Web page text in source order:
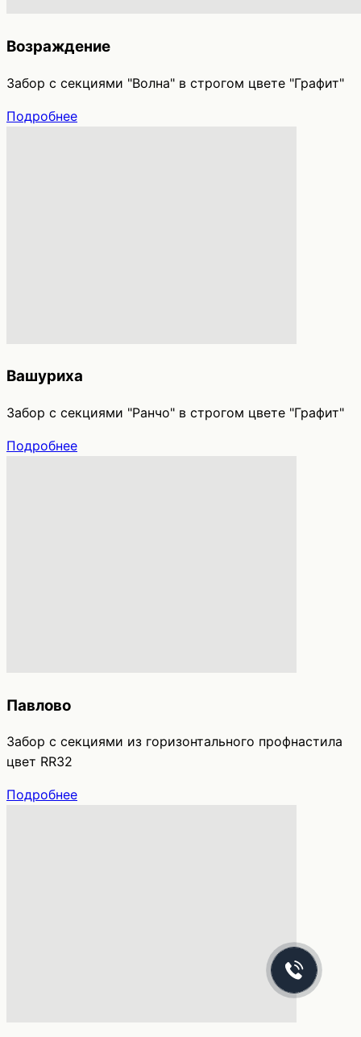
Возраждение
Забор с секциями "Волна" в строгом цвете "Графит"
Подробнее
Вашуриха
Забор с секциями "Ранчо" в строгом цвете "Графит"
Подробнее
Павлово
Забор с секциями из горизонтального профнастила
цвет RR32
Подробнее